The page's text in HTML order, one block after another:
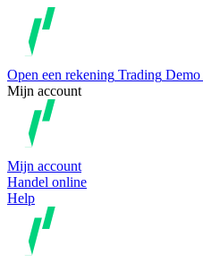
Open een rekening Trading Demo
Mijn account
Mijn account
Handel online
Help